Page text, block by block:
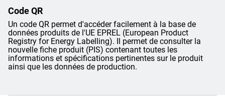
Code QR
Un code QR permet d'accéder facilement à la base de
données produits de l'UE EPREL (European Product
Registry for Energy Labelling). Il permet de consulter la
nouvelle fiche produit (PIS) contenant toutes les
informations et spécifications pertinentes sur le produit
ainsi que les données de production.